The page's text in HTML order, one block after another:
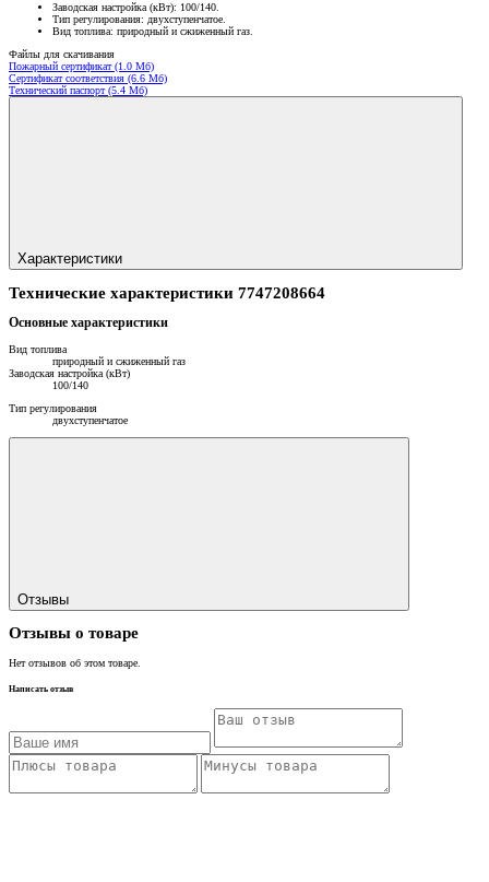
Заводская настройка (кВт): 100/140.
Тип регулирования: двухступенчатое.
Вид топлива: природный и сжиженный газ.
Файлы для скачивания
Пожарный сертификат (1.0 Мб)
Сертификат соответствия (6.6 Мб)
Технический паспорт (5.4 Мб)
Характеристики
Технические характеристики 7747208664
Основные характеристики
Вид топлива
природный и сжиженный газ
Заводская настройка (кВт)
100/140
Тип регулирования
двухступенчатое
Отзывы
Отзывы о товаре
Нет отзывов об этом товаре.
Написать отзыв